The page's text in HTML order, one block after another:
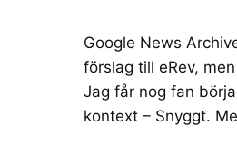
Google News
förslag till eRev,
Jag får nog fan
kontext – Snyggt.